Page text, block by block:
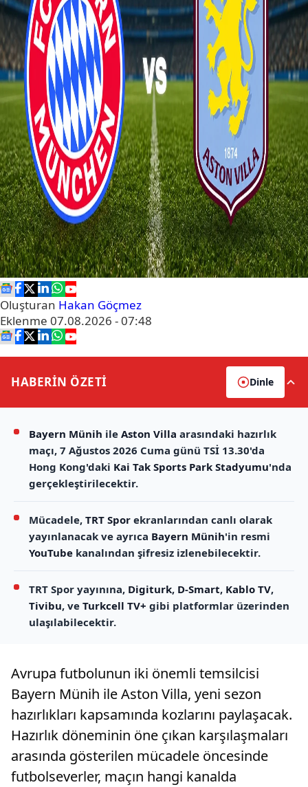
Oluşturan Hakan Göçmez
Eklenme 07.08.2026 - 07:48
HABERİN ÖZETİ Dinle
Bayern Münih ile Aston Villa arasındaki hazırlık
maçı, 7 Ağustos 2026 Cuma günü TSİ 13.30'da
Hong Kong'daki Kai Tak Sports Park Stadyumu'nda
gerçekleştirilecektir.
Mücadele, TRT Spor ekranlarından canlı olarak
yayınlanacak ve ayrıca Bayern Münih'in resmi
YouTube kanalından şifresiz izlenebilecektir.
TRT Spor yayınına, Digiturk, D-Smart, Kablo TV,
Tivibu, ve Turkcell TV+ gibi platformlar üzerinden
ulaşılabilecektir.
Avrupa futbolunun iki önemli temsilcisi
Bayern Münih ile Aston Villa, yeni sezon
hazırlıkları kapsamında kozlarını paylaşacak.
Hazırlık döneminin öne çıkan karşılaşmaları
arasında gösterilen mücadele öncesinde
futbolseverler, maçın hangi kanalda